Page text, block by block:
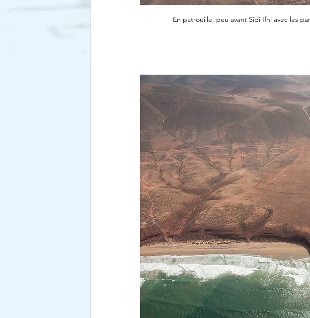
En patrouille, peu avant Sidi Ifni avec les